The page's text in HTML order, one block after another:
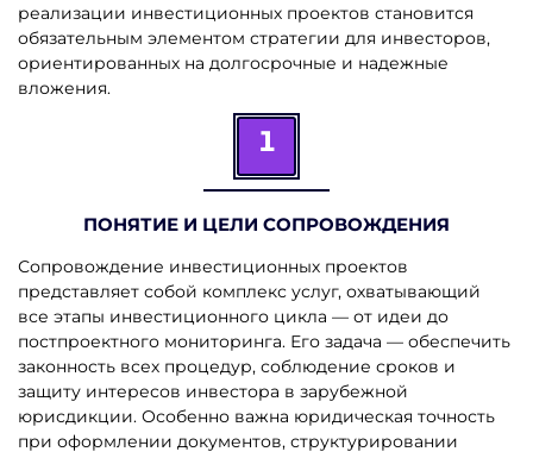
реализации инвестиционных проектов становится
обязательным элементом стратегии для инвесторов,
ориентированных на долгосрочные и надежные
вложения.
1
ПОНЯТИЕ И ЦЕЛИ СОПРОВОЖДЕНИЯ
Сопровождение инвестиционных проектов
представляет собой комплекс услуг, охватывающий
все этапы инвестиционного цикла — от идеи до
постпроектного мониторинга. Его задача — обеспечить
законность всех процедур, соблюдение сроков и
защиту интересов инвестора в зарубежной
юрисдикции. Особенно важна юридическая точность
при оформлении документов, структурировании